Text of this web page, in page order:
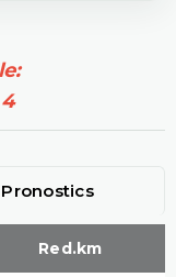
Pronostics
Red.km